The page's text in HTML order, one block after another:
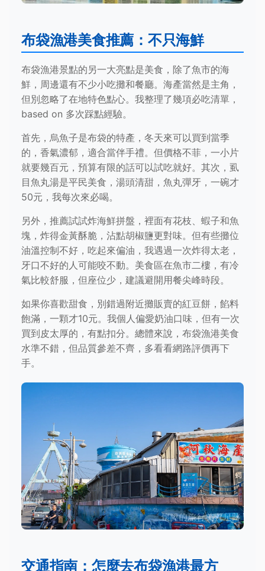
布袋漁港美食推薦：不只海鮮
布袋漁港景點的另一大亮點是美食，除了魚市的海
鮮，周邊還有不少小吃攤和餐廳。海產當然是主角，
但別忽略了在地特色點心。我整理了幾項必吃清單，
based on 多次踩點經驗。
首先，烏魚子是布袋的特產，冬天來可以買到當季
的，香氣濃郁，適合當伴手禮。但價格不菲，一小片
就要幾百元，預算有限的話可以試吃就好。其次，虱
目魚丸湯是平民美食，湯頭清甜，魚丸彈牙，一碗才
50元，我每次來必喝。
另外，推薦試試炸海鮮拼盤，裡面有花枝、蝦子和魚
塊，炸得金黃酥脆，沾點胡椒鹽更對味。但有些攤位
油溫控制不好，吃起來偏油，我遇過一次炸得太老，
牙口不好的人可能咬不動。美食區在魚市二樓，有冷
氣比較舒服，但座位少，建議避開用餐尖峰時段。
如果你喜歡甜食，別錯過附近攤販賣的紅豆餅，餡料
飽滿，一顆才10元。我個人偏愛奶油口味，但有一次
買到皮太厚的，有點扣分。總體來說，布袋漁港美食
水準不錯，但品質參差不齊，多看看網路評價再下
手。
交通指南：怎麼去布袋漁港最方